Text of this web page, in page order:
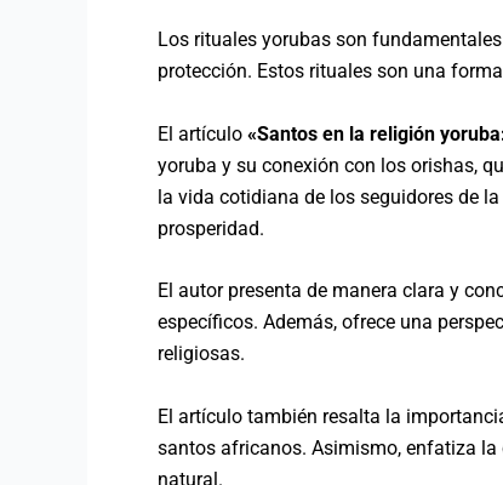
Los rituales yorubas son
protección. Estos rituales son una
El artículo «Santos en la religión
yoruba y su conexión con los orishas,
la vida cotidiana de los seguidores de
prosperidad.
El autor presenta de manera clara y
específicos. Además, ofrece una
religiosas.
El artículo también resalta la
santos africanos. Asimismo, enfatiza la
natural.